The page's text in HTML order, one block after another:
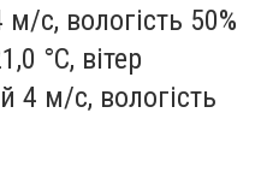
м/с, вологість 50%
°С, вітер
4 м/с, вологість